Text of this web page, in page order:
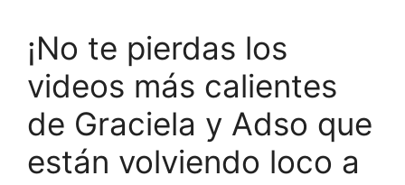
¡No te pierdas los
videos más calientes
de Graciela y Adso que
están volviendo loco a